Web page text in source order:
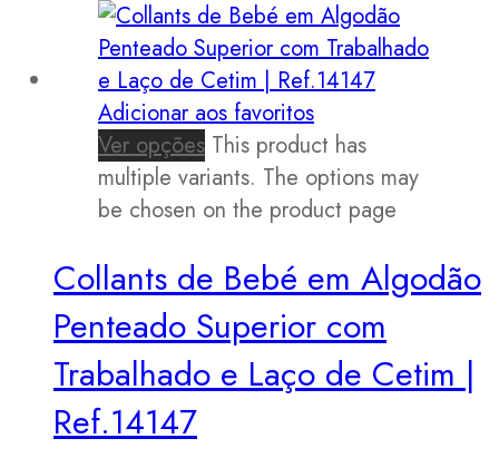
Adicionar aos favoritos
Ver opções This product has
multiple variants. The options may
be chosen on the product page
Collants de Bebé em Algodão
Penteado Superior com
Trabalhado e Laço de Cetim |
Ref.14147